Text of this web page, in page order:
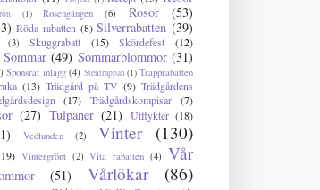
(1) Rosengången (6) Rosor
(53)
Röda rabatten (8) Silverrabatten (39)
(3) Skuggrabatt (15) Skördefest
(12)
Sommar (49) Sommarblommor (31)
Sponsrat inlägg (4) Stentrappan(1) Trapprabatten
(13) Trädgård på TV (9) Trädgårdens
(17) Trädgårdskompisar (7)
(27) Tulpaner (21) Utflykter (18)
Vedlunden (2) Vinter (130)
Vintergrönt (2) Vita rabatten (4) Vår
(51) Vårlökar (86)